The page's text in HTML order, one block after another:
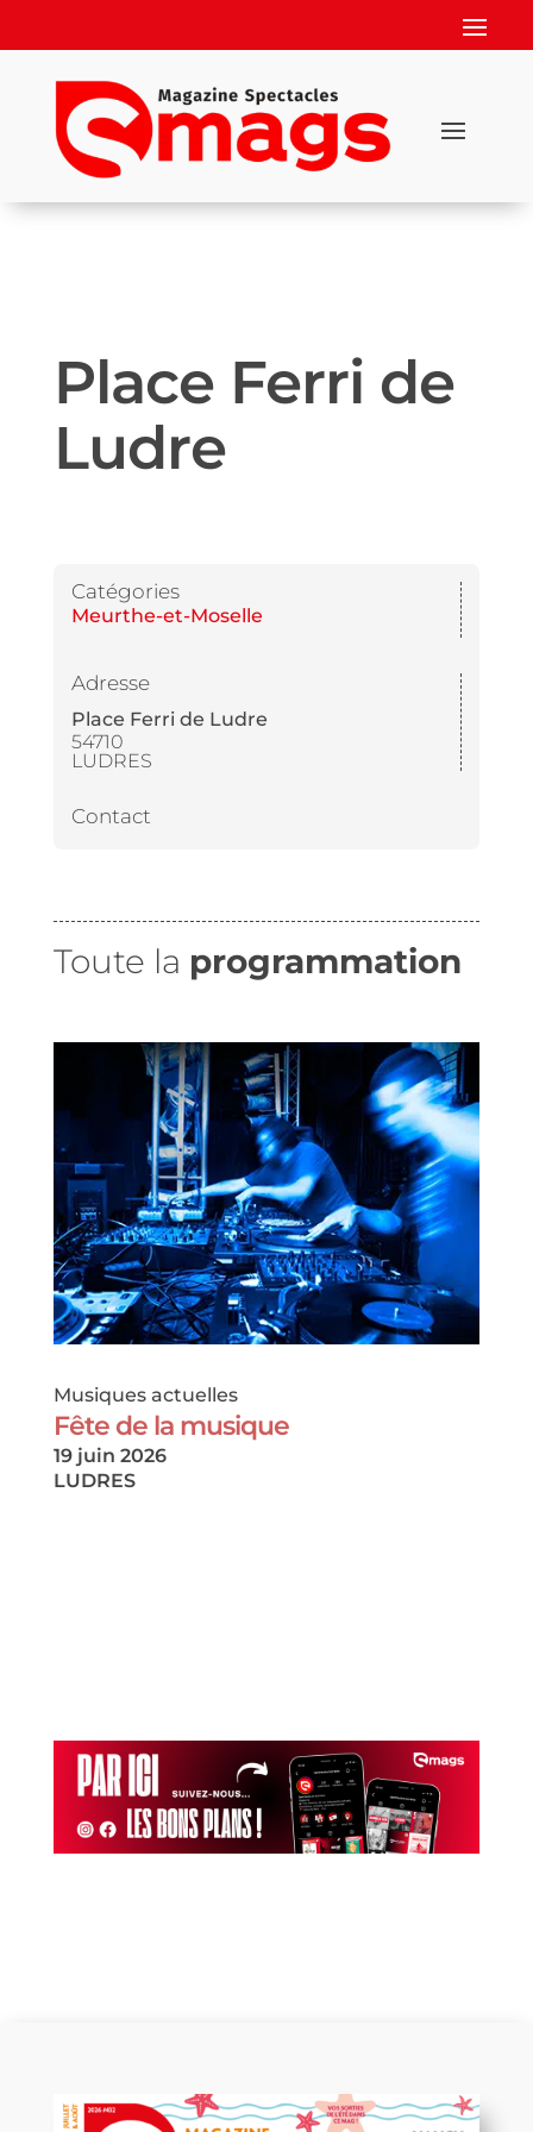
Place Ferri de
Ludre
Catégories
Meurthe-et-Moselle
Adresse
Place Ferri de Ludre
54710
LUDRES
Contact
Toute la programmation
Musiques actuelles
Fête de la musique
19 juin 2026
LUDRES